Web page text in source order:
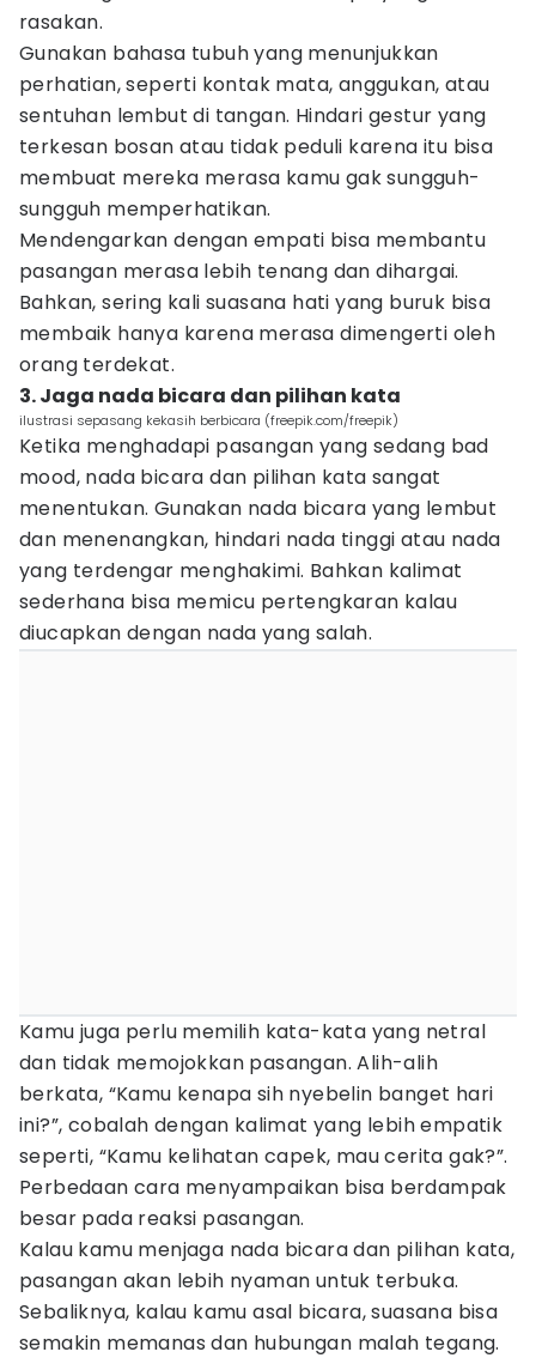
rasakan.
Gunakan bahasa tubuh yang menunjukkan
perhatian, seperti kontak mata, anggukan, atau
sentuhan lembut di tangan. Hindari gestur yang
terkesan bosan atau tidak peduli karena itu bisa
membuat mereka merasa kamu gak sungguh-
sungguh memperhatikan.
Mendengarkan dengan empati bisa membantu
pasangan merasa lebih tenang dan dihargai.
Bahkan, sering kali suasana hati yang buruk bisa
membaik hanya karena merasa dimengerti oleh
orang terdekat.
3. Jaga nada bicara dan pilihan kata
ilustrasi sepasang kekasih berbicara (freepik.com/freepik)
Ketika menghadapi pasangan yang sedang bad
mood, nada bicara dan pilihan kata sangat
menentukan. Gunakan nada bicara yang lembut
dan menenangkan, hindari nada tinggi atau nada
yang terdengar menghakimi. Bahkan kalimat
sederhana bisa memicu pertengkaran kalau
diucapkan dengan nada yang salah.
Kamu juga perlu memilih kata-kata yang netral
dan tidak memojokkan pasangan. Alih-alih
berkata, “Kamu kenapa sih nyebelin banget hari
ini?”, cobalah dengan kalimat yang lebih empatik
seperti, “Kamu kelihatan capek, mau cerita gak?”.
Perbedaan cara menyampaikan bisa berdampak
besar pada reaksi pasangan.
Kalau kamu menjaga nada bicara dan pilihan kata,
pasangan akan lebih nyaman untuk terbuka.
Sebaliknya, kalau kamu asal bicara, suasana bisa
semakin memanas dan hubungan malah tegang.